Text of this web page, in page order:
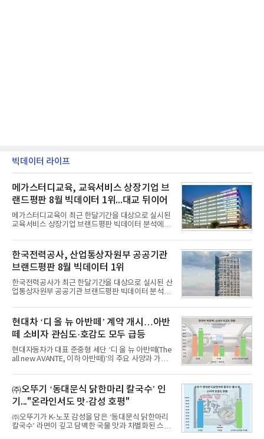
빅데이터 라이프
메가스터디교육, 교육서비스 상장기업 브
랜드평판 8월 빅데이터 1위...대교 뒤이어
메가스터디교육이 최근 한달기간을 대상으로 실시된
교육서비스 상장기업 브랜드평판 빅데이터 분석에서
일 한국기업평판연구소(소장 구창환)는 국내 교육서
비스 상장기업 브랜드를 대상으로 지난 7월 7일부터
8월 7일까지 수집된 소비자 빅데이터 10,074,233건
을 분석한 결과, 메가스터디교육이 브랜드평판지수
1,710,926을 기록하며 8월 1위에 올랐다고 밝혔다.
분석에 활용된 빅데이터는 지난 7월(9,491,206건) 대
비 6.14% 증가한 수치로, 교육서비스 상장기업 브랜
디교육, 대교, 디지
한국전력공사, 산업통상자원부 공공기관
브랜드평판 8월 빅데이터 1위
한국전력공사가 최근 한달기간을 대상으로 실시된 산
업통상자원부 공공기관 브랜드평판 빅데이터 분석에
이 순으로 뒤를 이었다.7일 한국기업평판연구소(소장
구창환)는 산업통상자원부 공공기관 41개 브랜드를
대상으로 지난 7월 7일부터 8월 7일까지 수집된 소비
자 빅데이터 91,102,549건을 분석한 결과, 한국전력
공사가 브랜드평판지수 10,670,633을 기록하며 8월
1위에 올랐다고 밝혔다. 분석에 활용된 빅데이터는 지
난 7월(88,893,823건) 대비 2.48% 증가한 수치다.연
수력원자력, 한국석
현대차 ‘디 올 뉴 아반떼’ 계약 개시…아반
떼 소비자 관심도·호감도 모두 급등
현대자동차가 대표 준중형 세단 ‘디 올 뉴 아반떼(The
all new AVANTE, 이하 아반떼)’의 주요 사양과 가격
떼는 6년 만에 선보이는 8세대 완전변경 모델로, ▲정
교한 선과 면을 중심으로 완성한 파격적인 디자인 ▲
과거 중형 세단 수준으로 확대된 차체 제원 ▲글로벌
최고 수준의 안전성 ▲성능과 효율을 동시에 높인 주
행 완성도 ▲첨단 편의 및 디지털 사양 적용 등을 통해
글로벌 준중형 세단의 새로운 기준을 세웠다.아반떼
는 가솔린 2.0과 1.6 하이브리드 두 가지 파워트레인
㈜오뚜기 ‘동대문식 닭한마리 칼국수’ 인
기..."온라인서도 맛·감성 호평"
㈜오뚜기가 K-노포 감성을 담은 ‘동대문식 닭한마리
칼국수’ 라면이 깊고 담백한 국물 맛과 차별화된 스토